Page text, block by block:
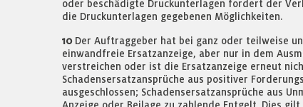
oder beschädigte Druckunterlagen fordert der
die Druckunterlagen gegebenen Möglichkeiten.
10Der Auftraggeber hat bei ganz oder teilweise
einwandfreie Ersatzanzeige, aber nur in dem
verstreichen oder ist die Ersatzanzeige erneut
Schadensersatzansprüche aus positiver
ausgeschlossen; Schadensersatzansprüche aus